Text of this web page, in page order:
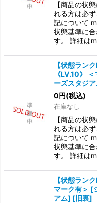
【商品の状
れる方は必
記について
状態基準に
す。 詳細は
【状態ラン
《LV.10》
ーズスタジ
0円(税込)
在庫なし
【商品の状
れる方は必
記について
状態基準に
す。 詳細は
【状態ラン
マーク有＞ [
アム] [旧裏]